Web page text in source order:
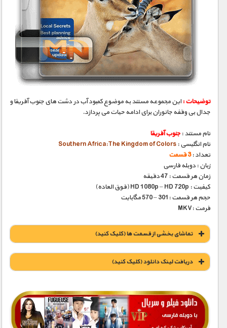
ماورایی
مسابقات / ورزشی
مستند های اختصاصی
توضیحات : این مجموعه مستند به موضوع کمبود آب در دشت های جنوب آفریقا و
جدال بی وقفه جانوران برای ادامه حیات می پردازد.
نام مستند : جنوب آفریقا
نام انگلیسی : Southern Africa:The Kingdom of Colors
تعداد :3 قسمت
زبان : دوبله فارسی
زمان هر قسمت : 47 دقیقه
کیفیت : HD 1080p – HD 720p (فوق العاده)
حجم هر قسمت :301 – 570 مگابایت
فرمت :MKV
تماشای بخشی از قسمت ها (کلیک کنید)
دریافت لينک دانلود (کليک کنيد)
1900 تومان – دانلود قسمت 1 (افزودن به سبد خريد)